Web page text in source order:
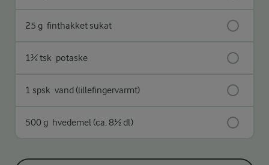
25 g finthakket sukat
1¾ tsk potaske
1 spsk vand (lillefingervarmt)
500 g hvedemel (ca. 8½ dl)